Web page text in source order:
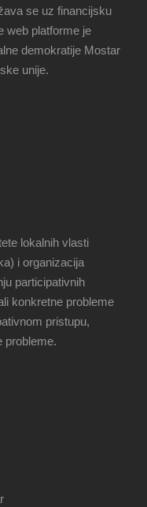
se uz financijsku
web platforme je
demokratije Mostar
unije.
lokalnih vlasti
i organizacija
participativnih
konkretne probleme
pristupu,
probleme.